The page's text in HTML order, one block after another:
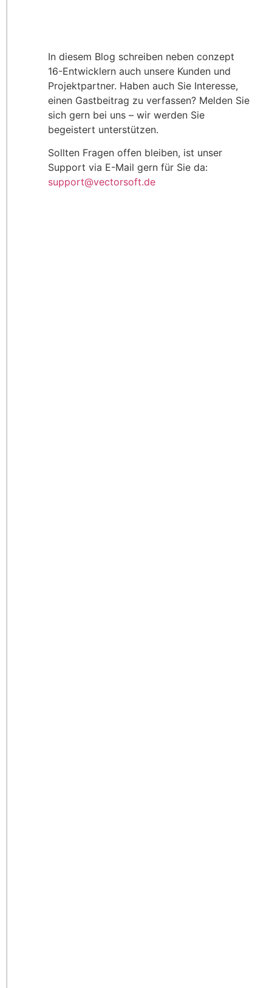
In diesem Blog schreiben neben conzept
16-Entwicklern auch unsere Kunden und
Projektpartner. Haben auch Sie Interesse,
einen Gastbeitrag zu verfassen? Melden Sie
sich gern bei uns – wir werden Sie
begeistert unterstützen.
Sollten Fragen offen bleiben, ist unser
Support via E-Mail gern für Sie da:
support@vectorsoft.de